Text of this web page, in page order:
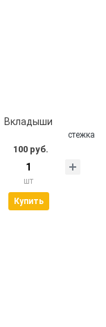
Вкладыши
стежка
100 руб.
шт
Купить